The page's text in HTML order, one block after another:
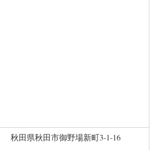
秋田県秋田市御野場新町3-1-16